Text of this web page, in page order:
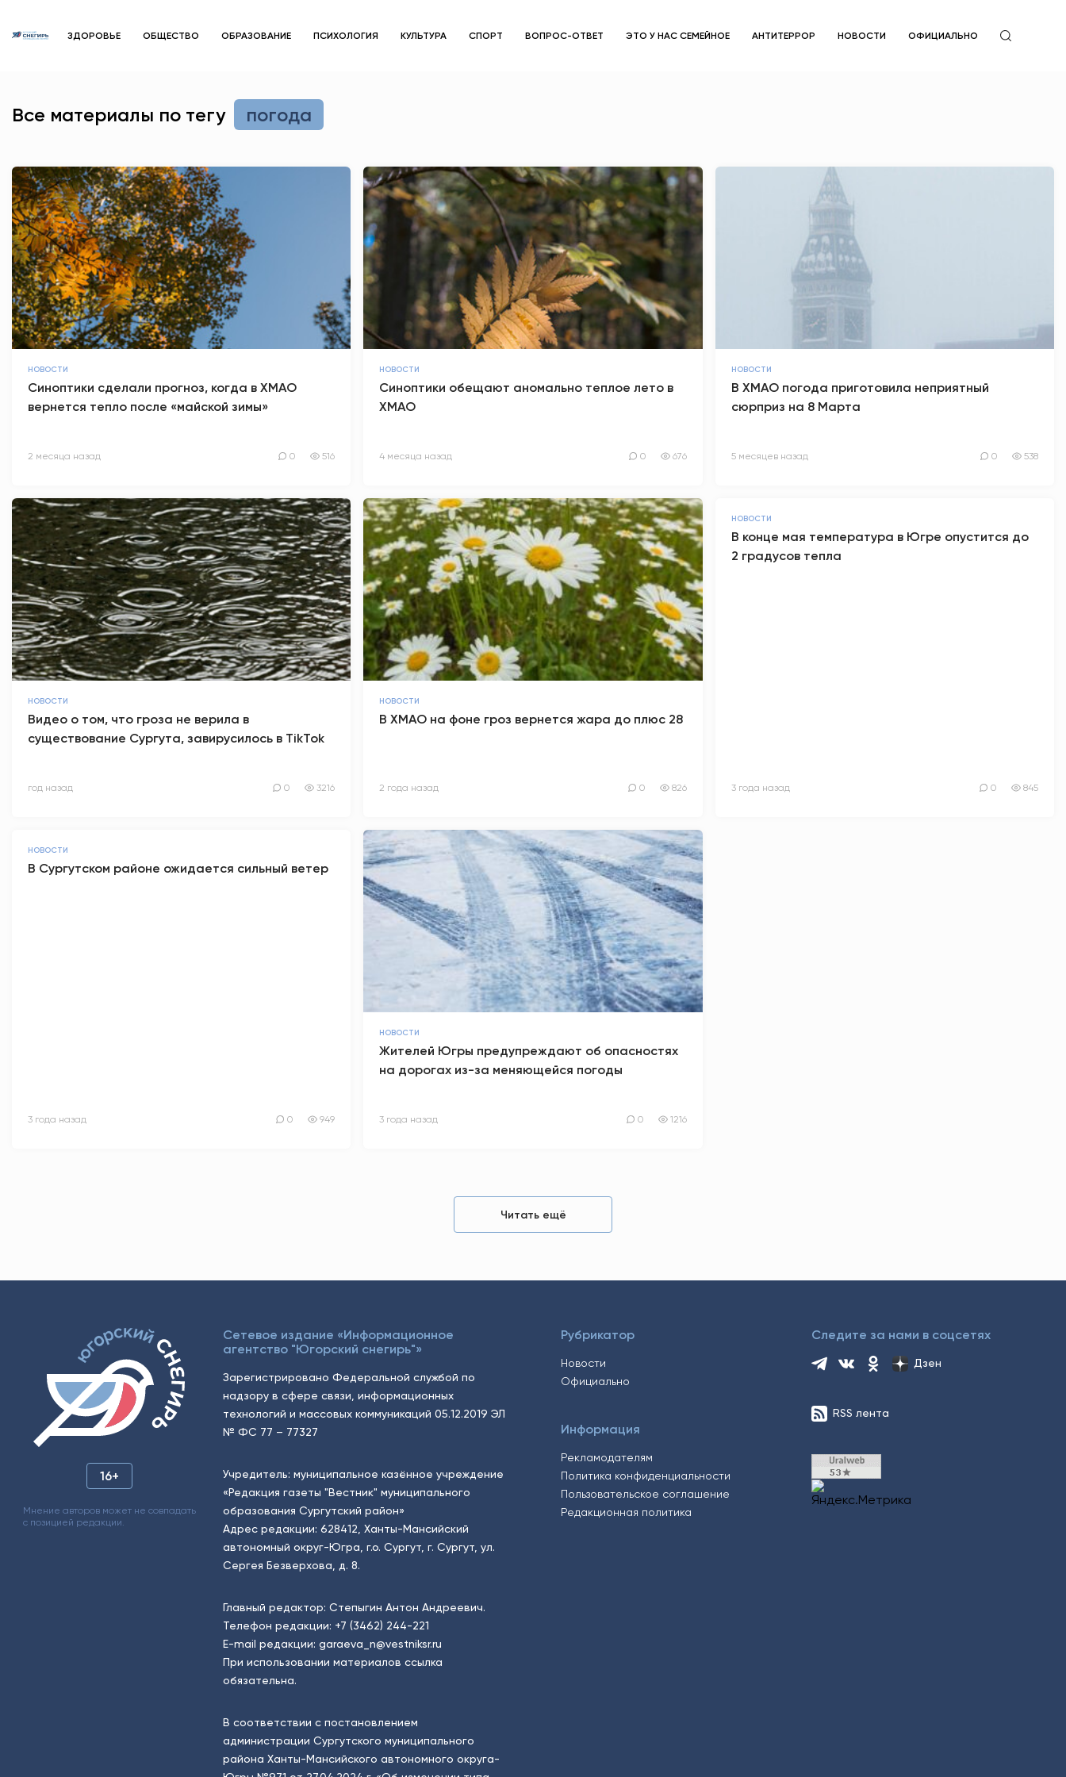
ЗДОРОВЬЕ ОБЩЕСТВО ОБРАЗОВАНИЕ ПСИХОЛОГИЯ КУЛЬТУРА СПОРТ ВОПРОС-ОТВЕТ ЭТО У НАС СЕМЕЙНОЕ АНТИТЕРРОР НОВОСТИ ОФИЦИАЛЬНО
ПСИХОЛОГИЯ
КУЛЬТУРА
СПОРТ
ВОПРОС-ОТВЕТ
ЭТО У НАС СЕМЕЙНОЕ
АНТИТЕРРОР
80,93 93,19
Вход / Регистрация
Все материалы по тегу погода
НОВОСТИ
Синоптики сделали прогноз, когда в ХМАО
вернется тепло после «майской зимы»
2 месяца назад 0 516
НОВОСТИ
Синоптики обещают аномально теплое лето в
ХМАО
4 месяца назад 0 676
НОВОСТИ
В ХМАО погода приготовила неприятный
сюрприз на 8 Марта
5 месяцев назад 0 538
НОВОСТИ
Видео о том, что гроза не верила в
существование Сургута, завирусилось в TikTok
год назад 0 3216
НОВОСТИ
В ХМАО на фоне гроз вернется жара до плюс 28
2 года назад 0 826
НОВОСТИ
В конце мая температура в Югре опустится до
2 градусов тепла
3 года назад 0 845
НОВОСТИ
В Сургутском районе ожидается сильный ветер
3 года назад 0 949
НОВОСТИ
Жителей Югры предупреждают об опасностях
на дорогах из-за меняющейся погоды
3 года назад 0 1216
Читать ещё
16+
Мнение авторов может не совпадать
с позицией редакции.
Сетевое издание «Информационное
агентство "Югорский снегирь"»
Зарегистрировано Федеральной службой по
надзору в сфере связи, информационных
технологий и массовых коммуникаций 05.12.2019 ЭЛ
№ ФС 77 – 77327
Учредитель: муниципальное казённое учреждение
«Редакция газеты "Вестник" муниципального
образования Сургутский район»
Адрес редакции: 628412, Ханты-Мансийский
автономный округ-Югра, г.о. Сургут, г. Сургут, ул.
Сергея Безверхова, д. 8.
Главный редактор: Степыгин Антон Андреевич.
Телефон редакции: +7 (3462) 244-221
E-mail редакции: garaeva_n@vestniksr.ru
При использовании материалов ссылка
обязательна.
В соответствии с постановлением
администрации Сургутского муниципального
района Ханты-Мансийского автономного округа-
Рубрикатор
Новости
Официально
Информация
Рекламодателям
Политика конфиденциальности
Пользовательское соглашение
Редакционная политика
Следите за нами в соцсетях
Дзен
RSS лента